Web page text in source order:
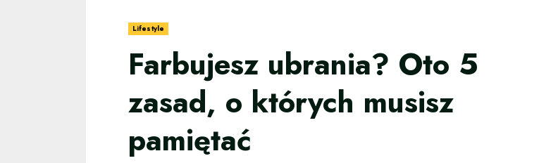
Lifestyle
Farbujesz ubrania? Oto 5
zasad, o których musisz
pamiętać